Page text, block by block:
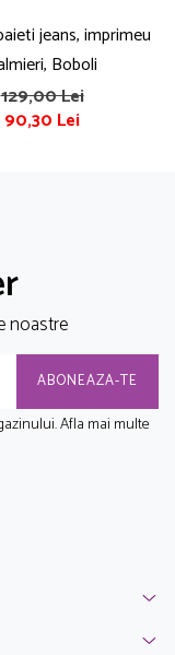
jeans, imprimeu
Boboli
129,00 Lei
90,30 Lei
noastre
Afla mai multe